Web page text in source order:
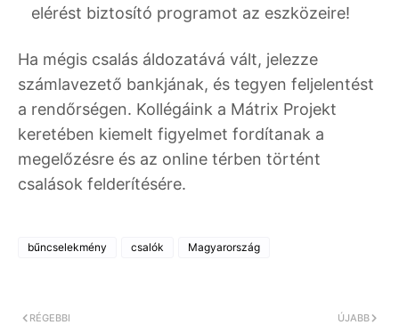
elérést biztosító programot az eszközeire!
Ha mégis csalás áldozatává vált, jelezze
számlavezető bankjának, és tegyen feljelentést
a rendőrségen. Kollégáink a Mátrix Projekt
keretében kiemelt figyelmet fordítanak a
megelőzésre és az online térben történt
csalások felderítésére.
bűncselekmény csalók Magyarország
ÚJABB
RÉGEBBI